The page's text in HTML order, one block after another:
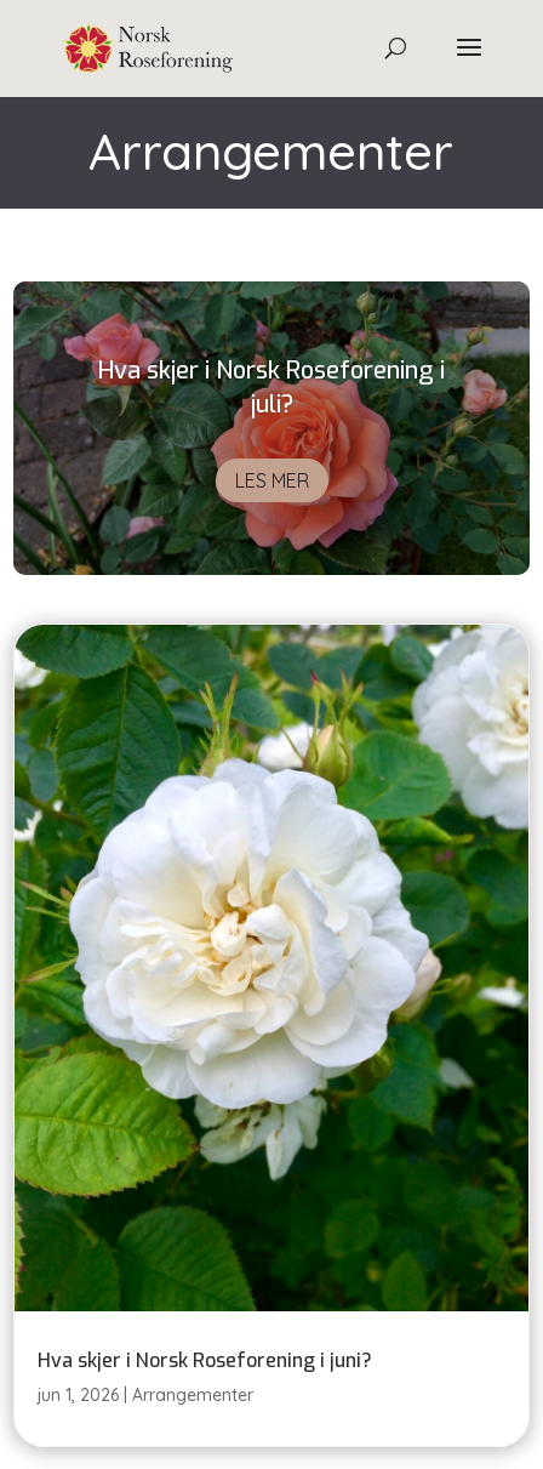
Arrangementer
Hva skjer i Norsk Roseforening i
juli?
LES MER
Hva skjer i Norsk Roseforening i juni?
jun 1, 2026 |Arrangementer